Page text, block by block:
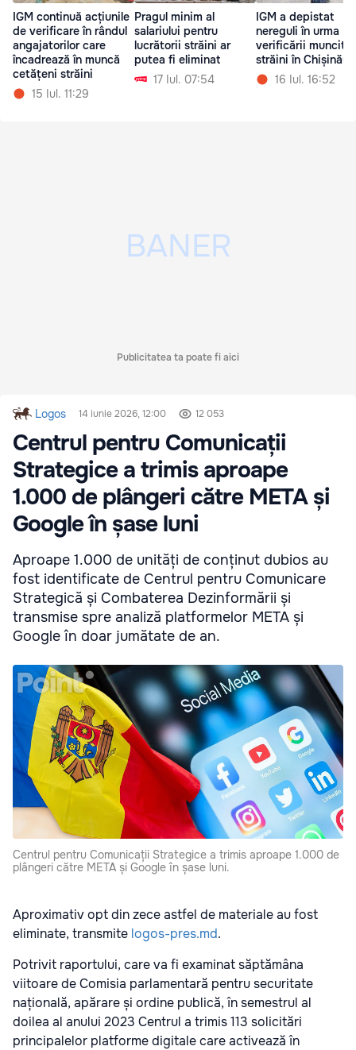
IGM continuă acțiunile
de verificare în rândul
angajatorilor care
încadrează în muncă
cetățeni străini
15 Iul. 11:29
Pragul minim al
salariului pentru
lucrătorii străini ar
putea fi eliminat
17 Iul. 07:54
IGM a depistat
nereguli în urma
verificării
străini în Chișinău
16 Iul. 16:52
Publicitatea ta poate fi aici
Logos 14 iunie 2026, 12:00 12 053
Centrul pentru Comunicații
Strategice a trimis aproape
1.000 de plângeri către META și
Google în șase luni
Aproape 1.000 de unități de conținut dubios au
fost identificate de Centrul pentru Comunicare
Strategică și Combaterea Dezinformării și
transmise spre analiză platformelor META și
Google în doar jumătate de an.
Centrul pentru Comunicații Strategice a trimis aproape 1.000 de
plângeri către META și Google în șase luni.
Aproximativ opt din zece astfel de materiale au fost
eliminate, transmite logos-pres.md.
Potrivit raportului, care va fi examinat săptămâna
viitoare de Comisia parlamentară pentru securitate
națională, apărare și ordine publică, în semestrul al
doilea al anului 2023 Centrul a trimis 113 solicitări
principalelor platforme digitale care activează în